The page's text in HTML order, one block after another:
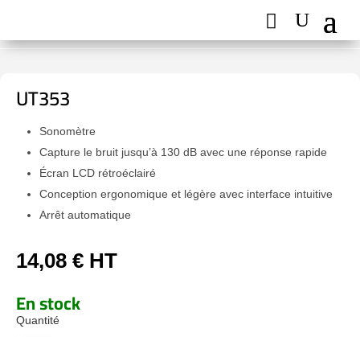
UT353
Sonomètre
Capture le bruit jusqu’à 130 dB avec une réponse rapide
Écran LCD rétroéclairé
Conception ergonomique et légère avec interface intuitive
Arrêt automatique
14,08 € HT
En stock